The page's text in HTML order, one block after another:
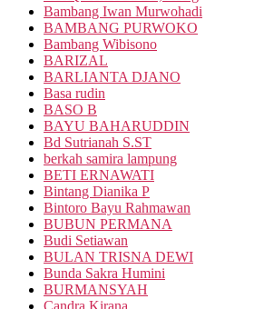
Bambang Iwan Murwohadi
BAMBANG PURWOKO
Bambang Wibisono
BARIZAL
BARLIANTA DJANO
Basa rudin
BASO B
BAYU BAHARUDDIN
Bd Sutrianah S.ST
berkah samira lampung
BETI ERNAWATI
Bintang Dianika P
Bintoro Bayu Rahmawan
BUBUN PERMANA
Budi Setiawan
BULAN TRISNA DEWI
Bunda Sakra Humini
BURMANSYAH
Candra Kirana